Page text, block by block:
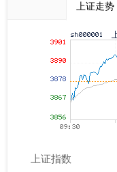
上证走势
上证指数